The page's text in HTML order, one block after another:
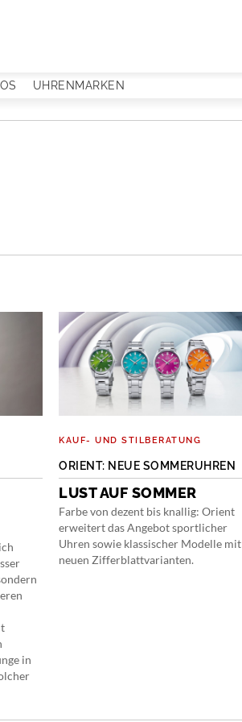
UHRENMARKEN
in
KAUF- UND STILBERATUNG
ORIENT: NEUE SOMMERUHREN
LUST AUF SOMMER
Farbe von dezent bis knallig: Orient
erweitert das Angebot sportlicher
Uhren sowie klassischer Modelle mit
neuen Zifferblattvarianten.